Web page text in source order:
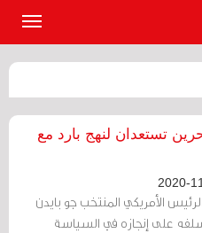
تستعدان لنهج بارد مع
الأمريكي المنتخب جو بايدن
على إنجازه في السياسة